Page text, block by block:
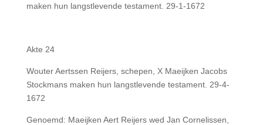
maken hun langstlevende testament. 29-1-1672
Akte 24
Wouter Aertssen Reijers, schepen, X Maeijken Jacobs
Stockmans maken hun langstlevende testament. 29-4-
1672
Genoemd: Maeijken Aert Reijers wed Jan Cornelissen,